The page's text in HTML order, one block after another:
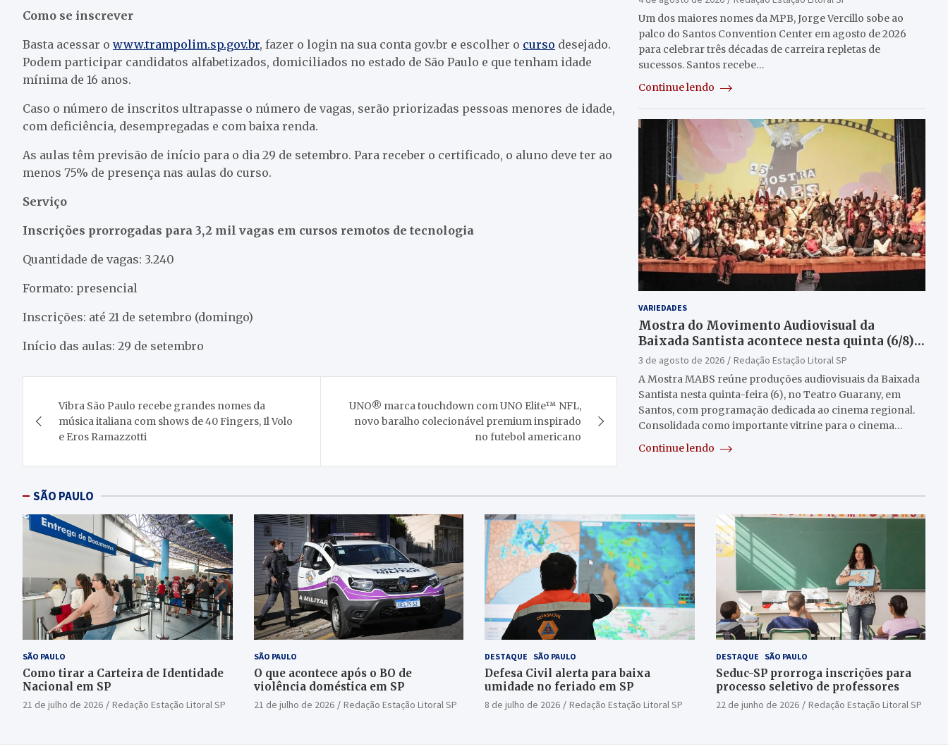
Como se inscrever
Basta acessar o www.trampolim.sp.gov.br, fazer o login na sua conta gov.br e escolher o curso desejado.
Podem participar candidatos alfabetizados, domiciliados no estado de São Paulo e que tenham idade
mínima de 16 anos.
Caso o número de inscritos ultrapasse o número de vagas, serão priorizadas pessoas menores de idade,
com deficiência, desempregadas e com baixa renda.
As aulas têm previsão de início para o dia 29 de setembro. Para receber o certificado, o aluno deve ter ao
menos 75% de presença nas aulas do curso.
Serviço
Inscrições prorrogadas para 3,2 mil vagas em cursos remotos de tecnologia
Quantidade de vagas: 3.240
Formato: presencial
Inscrições: até 21 de setembro (domingo)
Início das aulas: 29 de setembro
de
Post
Vibra São Paulo recebe grandes nomes da
música italiana com shows de 40 Fingers, Il Volo
e Eros Ramazzotti
UNO® marca touchdown com UNO Elite™ NFL,
novo baralho colecionável premium inspirado
no futebol americano
Um dos maiores nomes da MPB, Jorge Vercillo sobe ao
palco do Santos Convention Center em agosto de 2026
para celebrar três décadas de carreira repletas de
sucessos. Santos recebe…
Continue lendo
VARIEDADES
Mostra do Movimento Audiovisual da
Baixada Santista acontece nesta quinta (6/8)
no Teatro Guarany
3 de agosto de 2026
Redação Estação Litoral SP
A Mostra MABS reúne produções audiovisuais da Baixada
Santista nesta quinta-feira (6), no Teatro Guarany, em
Santos, com programação dedicada ao cinema regional.
Consolidada como importante vitrine para o cinema…
Continue lendo
SÃO PAULO
SÃO PAULO
Como tirar a Carteira de Identidade
Nacional em SP
21 de julho de 2026 Redação Estação Litoral SP
SÃO PAULO
O que acontece após o BO de
violência doméstica em SP
21 de julho de 2026 Redação Estação Litoral SP
DESTAQUE SÃO PAULO
Defesa Civil alerta para baixa
umidade no feriado em SP
8 de julho de 2026 Redação Estação Litoral SP
DESTAQUE SÃO PAULO
Seduc-SP prorroga inscrições para
processo seletivo de professores
22 de junho de 2026 Redação Estação Litoral SP